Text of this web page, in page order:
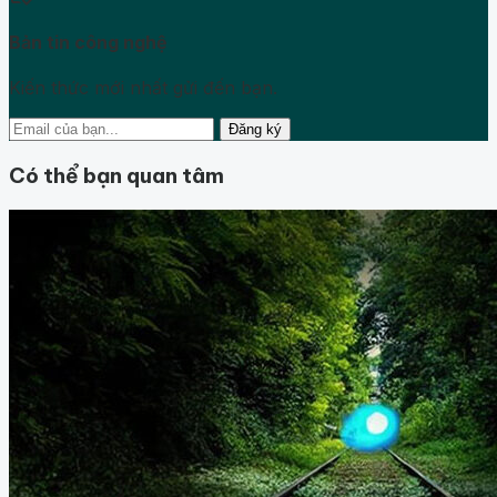
Bản tin công nghệ
Kiến thức mới nhất gửi đến bạn.
Đăng ký
Có thể bạn quan tâm